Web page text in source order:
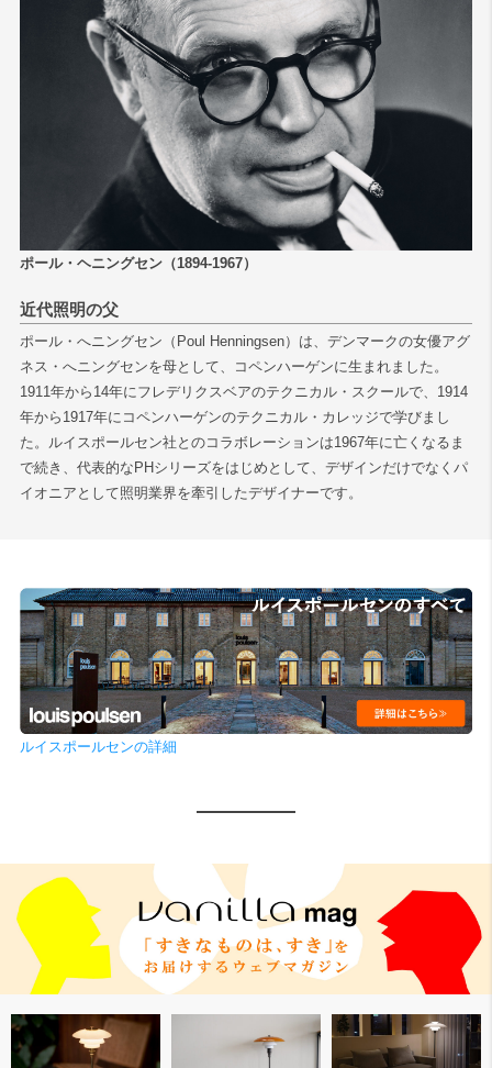
ポール・ヘニングセン（1894-1967）
近代照明の父
ポール・へニングセン（Poul Henningsen）は、デンマークの女優アグ
ネス・へニングセンを母として、コペンハーゲンに生まれました。
1911年から14年にフレデリクスベアのテクニカル・スクールで、1914
年から1917年にコペンハーゲンのテクニカル・カレッジで学びまし
た。ルイスポールセン社とのコラボレーションは1967年に亡くなるま
で続き、代表的なPHシリーズをはじめとして、デザインだけでなくパ
イオニアとして照明業界を牽引したデザイナーです。
ルイスポールセンの詳細